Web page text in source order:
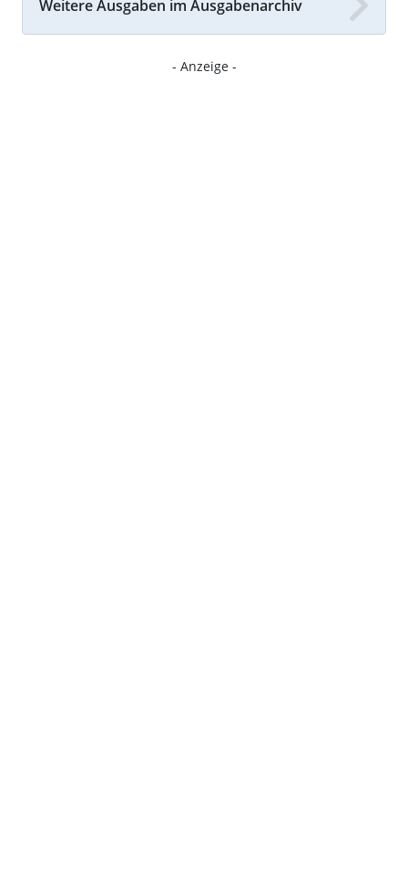
Weitere Ausgaben im Ausgabenarchiv
- Anzeige -